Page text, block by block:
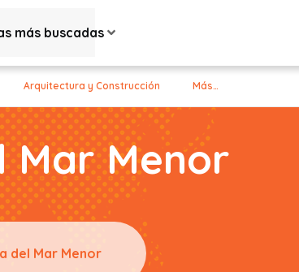
más buscadas
Arquitectura y Construcción Más…
Mar Menor
del Mar Menor